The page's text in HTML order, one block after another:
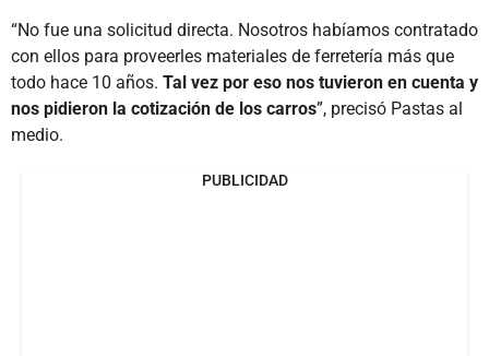
“No fue una solicitud directa. Nosotros habíamos contratado
con ellos para proveerles materiales de ferretería más que
todo hace 10 años. Tal vez por eso nos tuvieron en cuenta y
nos pidieron la cotización de los carros”, precisó Pastas al
medio.
PUBLICIDAD